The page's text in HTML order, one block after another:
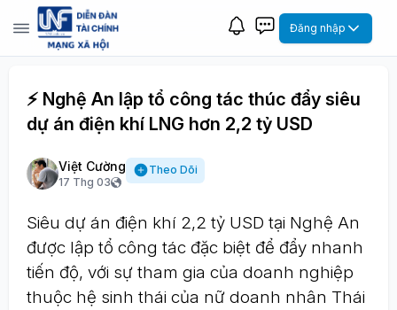
Đăng nhập
⚡ Nghệ An lập tổ công tác thúc đẩy siêu
dự án điện khí LNG hơn 2,2 tỷ USD
Việt Cường
17 Thg 03
Theo Dõi
Siêu dự án điện khí 2,2 tỷ USD tại Nghệ An
được lập tổ công tác đặc biệt để đẩy nhanh
tiến độ, với sự tham gia của doanh nghiệp
thuộc hệ sinh thái của nữ doanh nhân Thái